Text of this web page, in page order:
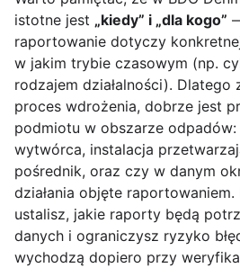
istotne jest „kiedy” i „dla kogo”
raportowanie dotyczy
w jakim trybie czasowym (np.
rodzajem działalności). Dlatego
proces wdrożenia, dobrze jest
podmiotu w obszarze odpadów:
wytwórca, instalacja
pośrednik, oraz czy w danym
działania objęte
ustalisz, jakie raporty będą
danych i ograniczysz ryzyko
wychodzą dopiero przy